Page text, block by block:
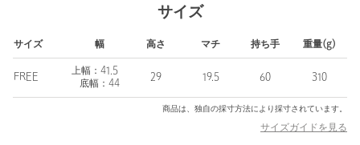
【SOLID LIGHT COLLECTION】
たコレクション。
折り畳んでコンパクトに包装できるパッカブル機能を備えたバッ
グや、パッキング収納に便利なポーチなど、快適な旅をサポート
するだけでなく日常使いにも適したアイテムをお届けいたしま
サイズ
サイズ 幅 高さ マチ 持ち手 重量(g)
FREE
上幅：41.5
底幅：44
29 19.5 60 310
商品は、独自の採寸方法により採寸されています。
サイズガイドを見る